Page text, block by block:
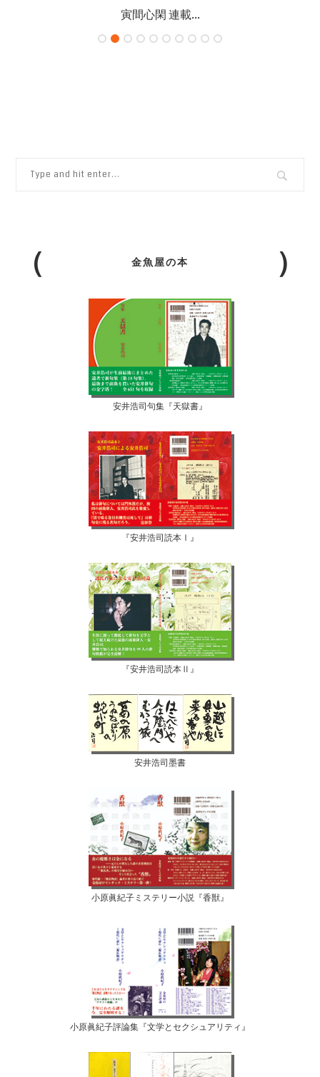
寅間心閑 連載...
金魚屋の本
安井浩司句集『天獄書』
『安井浩司読本Ⅰ』
『安井浩司読本Ⅱ』
安井浩司墨書
小原眞紀子ミステリー小説『香獣』
小原眞紀子評論集『文学とセクシュアリティ』